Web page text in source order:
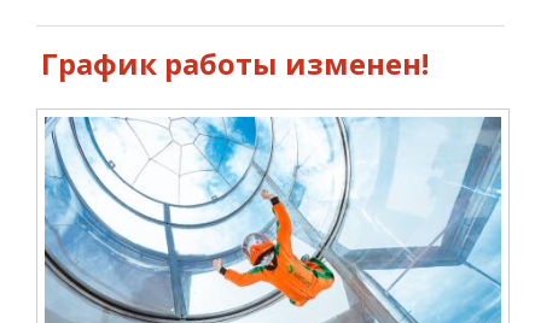
График работы изменен!